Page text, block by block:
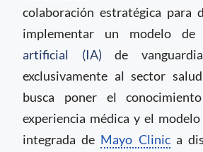
colaboración estratégica para
implementar un modelo de
artificial (IA) de
exclusivamente al sector
busca poner el
experiencia médica y el
integrada de Mayo Clinica